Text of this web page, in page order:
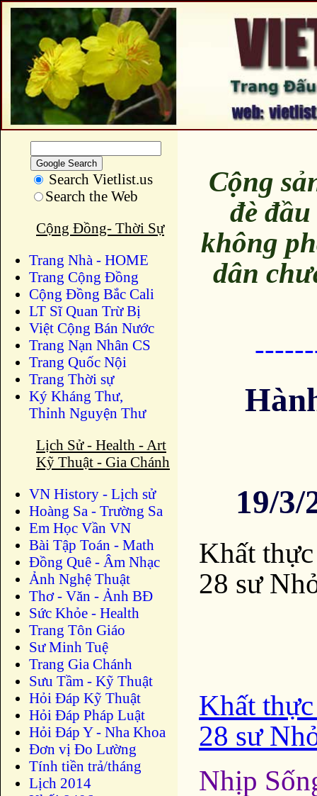
Search Vietlist.us
Search the Web
Cộng Đồng- Thời Sự
Trang Nhà - HOME
Trang Cộng Đồng
Cộng Đồng Bắc Cali
LT Sĩ Quan Trừ Bị
Việt Cộng Bán Nước
Trang Nạn Nhân CS
Trang Quốc Nội
Trang Thời sự
Ký Kháng Thư,
Thỉnh Nguyện Thư
Lịch Sử - Health - Art
Kỹ Thuật - Gia Chánh
VN History - Lịch sử
Hoàng Sa - Trường Sa
Em Học Vần VN
Bài Tập Toán - Math
Đồng Quê - Âm Nhạc
Ảnh Nghệ Thuật
Thơ - Văn - Ảnh BĐ
Sức Khỏe - Health
Trang Tôn Giáo
Sư Minh Tuệ
Trang Gia Chánh
Sưu Tầm - Kỹ Thuật
Hỏi Đáp Kỹ Thuật
Hỏi Đáp Pháp Luật
Hỏi Đáp Y - Nha Khoa
Đơn vị Đo Lường
Tính tiền trả/tháng
Lịch 2014
Cộng
đè
không
dân
19/3/
Khất
28 sư
Khất
28 sư
Nhịp